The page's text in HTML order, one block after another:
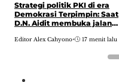
Strategi politik PKI di era
Demokrasi Terpimpin: Saat
D.N. Aidit membuka jalan
Editor Alex Cahyono• 17 menit lalu